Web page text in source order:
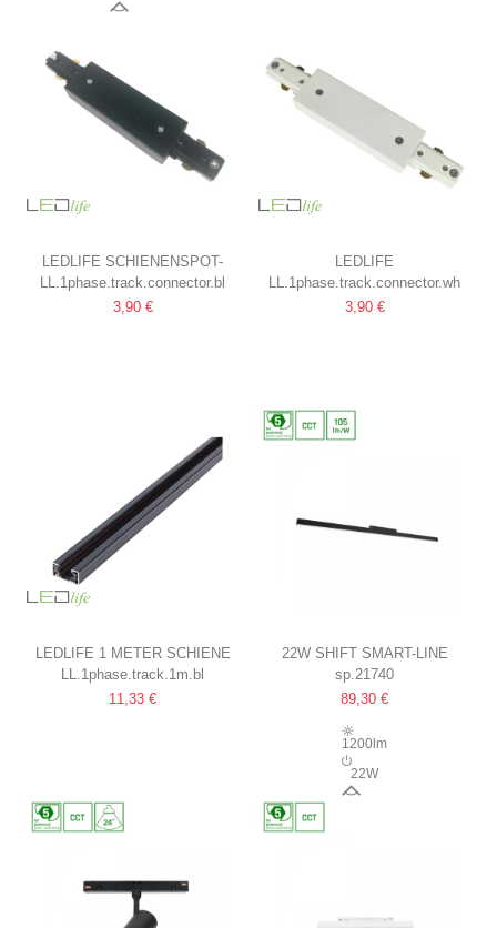
LEDLIFE SCHIENENSPOT-
ADAPTER
SCHWARZ, 1-PHASIG, 1F3W
LL.1phase.track.connector.bl
3,90 €
LEDLIFE
SCHIENENSTRAHLER
ADAPTER
LL.1phase.track.connector.wh
3,90 €
LEDLIFE 1 METER SCHIENE
FÜR SCHIENENSTRAHLER
SCHWARZ, 1-PHASIG, 1F3W,
LL.1phase.track.1m.bl
11,33 €
22W SHIFT SMART-LINE
SCHIENE
SCHWARZ, ZIGBEE
sp.21740
89,30 €
1200lm
22W